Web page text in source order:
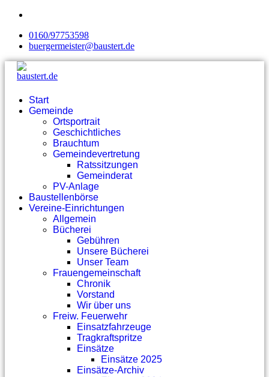
0160/97753598
buergermeister@baustert.de
Start
Gemeinde
Ortsportrait
Geschichtliches
Brauchtum
Gemeindevertretung
Ratssitzungen
Gemeinderat
PV-Anlage
Baustellenbörse
Vereine-Einrichtungen
Allgemein
Bücherei
Gebühren
Unsere Bücherei
Unser Team
Frauengemeinschaft
Chronik
Vorstand
Wir über uns
Freiw. Feuerwehr
Einsatzfahrzeuge
Tragkraftspritze
Einsätze
Einsätze 2025
Einsätze-Archiv